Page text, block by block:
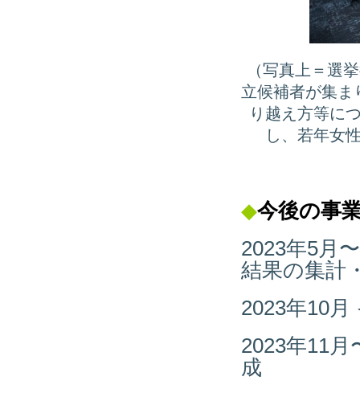
（写真上＝選
立候補者が集ま
り越え方等に
し、若年女
◆今後の事
2023年5月
結果の集計
2023年10
2023年11
成